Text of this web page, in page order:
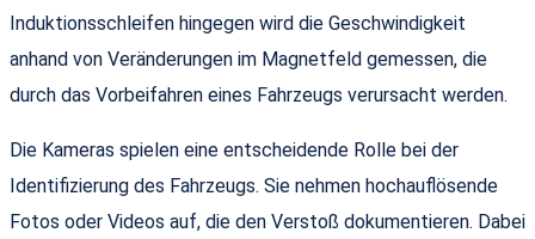
Induktionsschleifen hingegen wird die Geschwindigkeit
anhand von Veränderungen im Magnetfeld gemessen, die
durch das Vorbeifahren eines Fahrzeugs verursacht werden.
Die Kameras spielen eine entscheidende Rolle bei der
Identifizierung des Fahrzeugs. Sie nehmen hochauflösende
Fotos oder Videos auf, die den Verstoß dokumentieren. Dabei